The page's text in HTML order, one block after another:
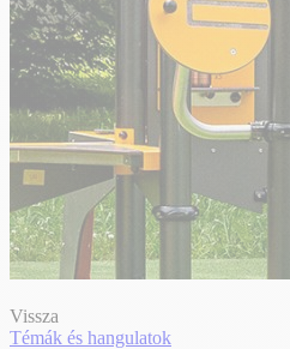
Vissza
Témák és hangulatok